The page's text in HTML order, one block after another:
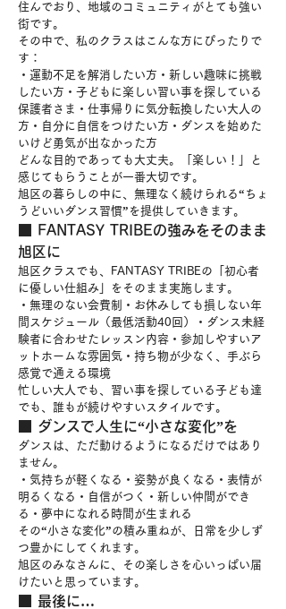
住んでおり、地域のコミュニティがとても強い
街です。
その中で、私のクラスはこんな方にぴったりで
す：
・運動不足を解消したい方・新しい趣味に挑戦
したい方・子どもに楽しい習い事を探している
保護者さま・仕事帰りに気分転換したい大人の
方・自分に自信をつけたい方・ダンスを始めた
いけど勇気が出なかった方
どんな目的であっても大丈夫。
「楽しい！」と
感じてもらうことが一番大切です。
旭区の暮らしの中に、無理なく続けられる“ちょ
うどいいダンス習慣”を提供していきます。
■ FANTASY TRIBEの強みをそのまま
旭区に
旭区クラスでも、FANTASY TRIBEの「初心者
に優しい仕組み」をそのまま実施します。
・無理のない会費制・お休みしても損しない年
間スケジュール（最低活動40回）・ダンス未経
験者に合わせたレッスン内容・参加しやすいア
ットホームな雰囲気・持ち物が少なく、手ぶら
感覚で通える環境
忙しい大人でも、習い事を探している子ども達
でも、誰もが続けやすいスタイルです。
■ ダンスで人生に“小さな変化”を
ダンスは、ただ動けるようになるだけではあり
ません。
・気持ちが軽くなる・姿勢が良くなる・表情が
明るくなる・自信がつく・新しい仲間ができ
る・夢中になれる時間が生まれる
その“小さな変化”の積み重ねが、日常を少しず
つ豊かにしてくれます。
旭区のみなさんに、その楽しさを心いっぱい届
けたいと思っています。
■ 最後に…